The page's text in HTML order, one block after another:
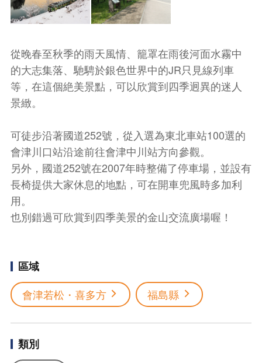
從晚春至秋季的雨天風情、籠罩在雨後河面水霧中
的大志集落、馳騁於銀色世界中的JR只見線列車
等，在這個絶美景點，可以欣賞到四季迥異的迷人
景緻。
可徒步沿著國道252號，從入選為東北車站100選的
會津川口站沿途前往會津中川站方向參觀。
另外，國道252號在2007年時整備了停車場，並設有
長椅提供大家休息的地點，可在開車兜風時多加利
用。
也別錯過可欣賞到四季美景的金山交流廣場喔！
區域
會津若松・喜多方
福島縣
類別